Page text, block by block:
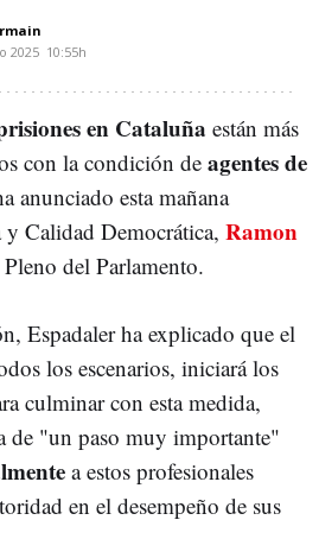
2025 10:55h
en Cataluña están más
con la condición de agentes de
anunciado esta mañana
Calidad Democrática, Ramon
del Parlamento.
Espadaler ha explicado que el
los escenarios, iniciará los
culminar con esta medida,
de "un paso muy importante"
a estos profesionales
en el desempeño de sus